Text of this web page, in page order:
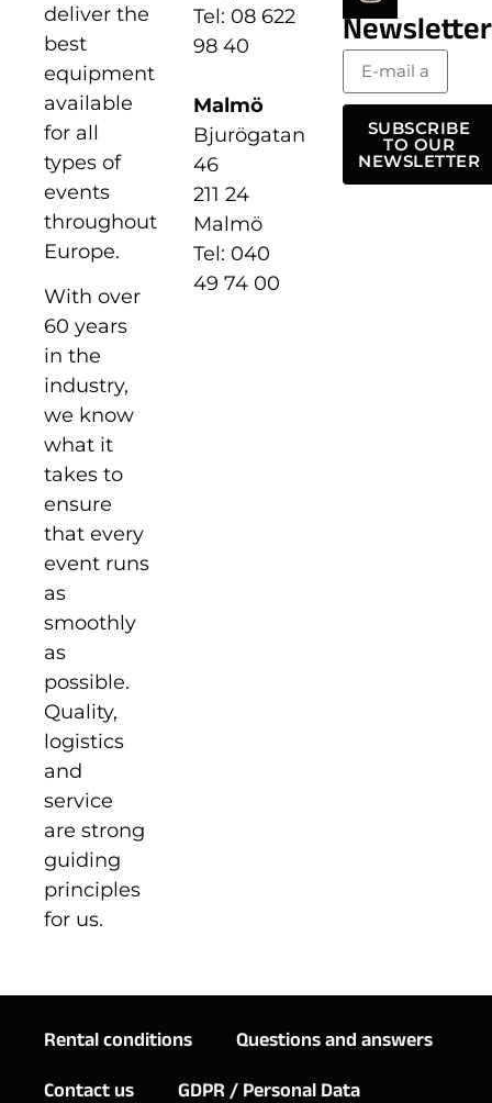
deliver the
best
equipment
available
for all
types of
events
throughout
Europe.
With over
60 years
in the
industry,
we know
what it
takes to
ensure
that every
event runs
as
smoothly
as
possible.
Quality,
logistics
and
service
are strong
guiding
principles
for us.
Tel: 08 622
98 40
Malmö
Bjurögatan
46
211 24
Malmö
Tel: 040
49 74 00
SUBSCRIBE
TO OUR
NEWSLETTER
Rental conditions
Questions and answers
Contact us
GDPR / Personal Data